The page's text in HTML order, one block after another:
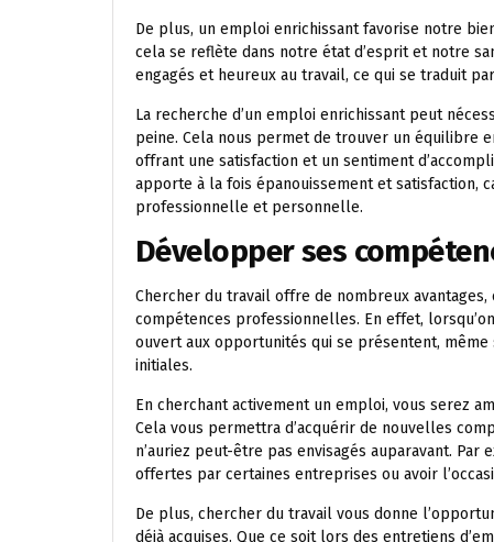
De plus, un emploi enrichissant favorise notre
cela se reflète dans notre état d’esprit et notre
engagés et heureux au travail, ce qui se traduit
La recherche d’un emploi enrichissant peut
peine. Cela nous permet de trouver un équilibre
offrant une satisfaction et un sentiment
apporte à la fois épanouissement et
professionnelle et personnelle.
Développer ses
Chercher du travail offre de nombreux
compétences professionnelles. En effet,
ouvert aux opportunités qui se présentent,
initiales.
En cherchant activement un emploi, vous serez
Cela vous permettra d’acquérir de nouvelles
n’auriez peut-être pas envisagés auparavant.
offertes par certaines entreprises ou avoir
De plus, chercher du travail vous donne
déjà acquises. Que ce soit lors des entretiens